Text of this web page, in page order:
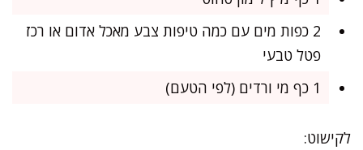
2 כפות מים עם כמה טיפות צבע מאכל אדום או רכז
פטל טבעי
1 כף מי ורדים (לפי הטעם)
לקישוט: